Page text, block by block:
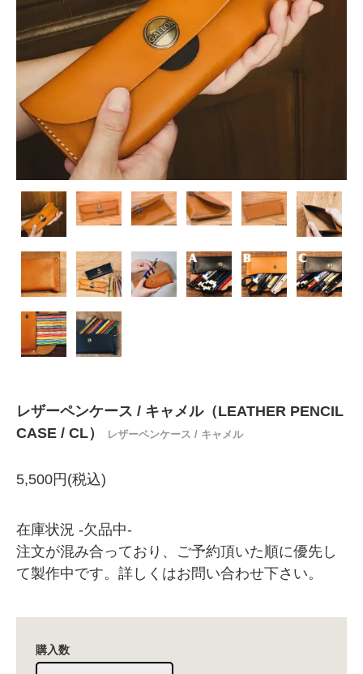
レザーペンケース / キャメル（LEATHER PENCIL
CASE / CL）
レザーペンケース / キャメル
5,500円(税込)
在庫状況 -欠品中-
注文が混み合っており、ご予約頂いた順に優先し
て製作中です。詳しくはお問い合わせ下さい。
購入数